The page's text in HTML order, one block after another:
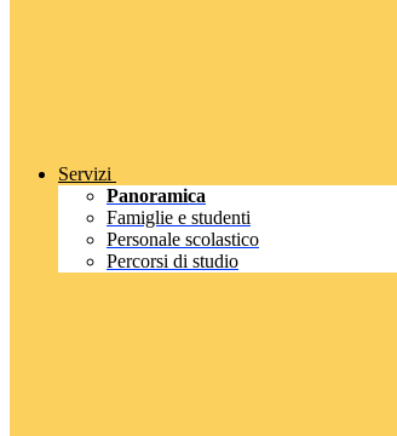
Servizi
Panoramica
Famiglie e studenti
Personale scolastico
Percorsi di studio